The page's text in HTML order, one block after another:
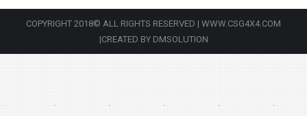
COPYRIGHT 2018© ALL RIGHTS RESERVED | WWW.CSG4X4.COM
|CREATED BY DMSOLUTION